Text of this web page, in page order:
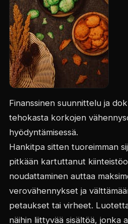
Finanssinen suunnittelu ja
tehokasta korkojen
hyödyntämisessä.
Hankitpa sitten tuoreimman
pitkään kartuttanut
noudattaminen auttaa
verovähennykset ja
petaukset tai virheet.
näihin liittyvää sisältöä, jonka